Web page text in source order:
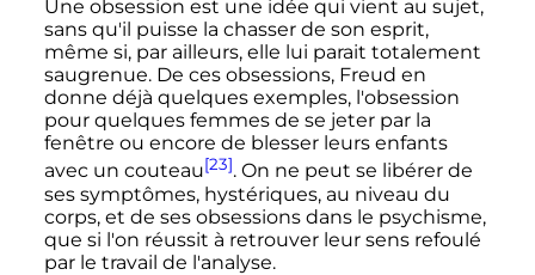
Une obsession est une idée qui vient au sujet,
sans qu'il puisse la chasser de son esprit,
même si, par ailleurs, elle lui parait totalement
saugrenue. De ces obsessions, Freud en
donne déjà quelques exemples, l'obsession
pour quelques femmes de se jeter par la
fenêtre ou encore de blesser leurs enfants
avec un couteau[23]. On ne peut se libérer de
ses symptômes, hystériques, au niveau du
corps, et de ses obsessions dans le psychisme,
que si l'on réussit à retrouver leur sens refoulé
par le travail de l'analyse.